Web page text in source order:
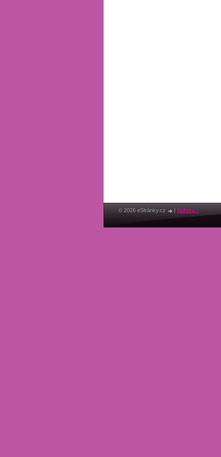
© 2026 eStránky.cz | Nahoru ↑